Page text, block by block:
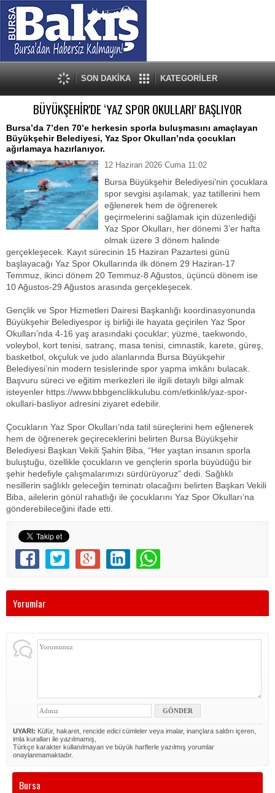
SON DAKİKA KATEGORİLER
BÜYÜKŞEHİR'DE ‘YAZ SPOR OKULLARI’ BAŞLIYOR
Bursa’da 7’den 70’e herkesin sporla buluşmasını amaçlayan
Büyükşehir Belediyesi, Yaz Spor Okulları’nda çocukları
ağırlamaya hazırlanıyor.
12 Haziran 2026 Cuma 11:02
Bursa Büyükşehir Belediyesi’nin çocuklara
spor sevgisi aşılamak, yaz tatillerini hem
eğlenerek hem de öğrenerek
geçirmelerini sağlamak için düzenlediği
Yaz Spor Okulları, her dönemi 3’er hafta
olmak üzere 3 dönem halinde
gerçekleşecek. Kayıt sürecinin 15 Haziran Pazartesi günü
başlayacağı Yaz Spor Okullarında ilk dönem 29 Haziran-17
Temmuz, ikinci dönem 20 Temmuz-8 Ağustos, üçüncü dönem ise
10 Ağustos-29 Ağustos arasında gerçekleşecek.
Gençlik ve Spor Hizmetleri Dairesi Başkanlığı koordinasyonunda
Büyükşehir Belediyespor iş birliği ile hayata geçirilen Yaz Spor
Okulları’nda 4-16 yaş arasındaki çocuklar; yüzme, taekwondo,
voleybol, kort tenisi, satranç, masa tenisi, cimnastik, karete, güreş,
basketbol, okçuluk ve judo alanlarında Bursa Büyükşehir
Belediyesi’nin modern tesislerinde spor yapma imkânı bulacak.
Başvuru süreci ve eğitim merkezleri ile ilgili detaylı bilgi almak
isteyenler https://www.bbbgenclikkulubu.com/etkinlik/yaz-spor-
okullari-basliyor adresini ziyaret edebilir.
Çocukların Yaz Spor Okulları’nda tatil süreçlerini hem eğlenerek
hem de öğrenerek geçireceklerini belirten Bursa Büyükşehir
Belediyesi Başkan Vekili Şahin Biba, “Her yaştan insanın sporla
buluştuğu, özellikle çocukların ve gençlerin sporla büyüdüğü bir
şehir hedefiyle çalışmalarımızı sürdürüyoruz” dedi. Sağlıklı
nesillerin sağlıklı geleceğin teminatı olacağını belirten Başkan Vekili
Biba, ailelerin gönül rahatlığı ile çocuklarını Yaz Spor Okulları’na
gönderebileceğini ifade etti.
Yorumlar
UYARI: Küfür, hakaret, rencide edici cümleler veya imalar, inançlara saldırı içeren,
imla kuralları ile yazılmamış,
Türkçe karakter kullanılmayan ve büyük harflerle yazılmış yorumlar
onaylanmamaktadır.
Bursa